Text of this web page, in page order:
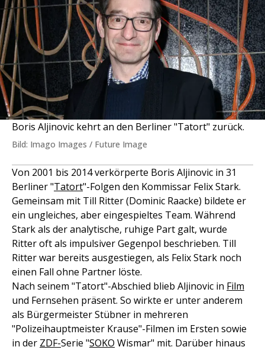
Boris Aljinovic kehrt an den Berliner "Tatort" zurück.
Bild: Imago Images / Future Image
Von 2001 bis 2014 verkörperte Boris Aljinovic in 31
Berliner "Tatort"-Folgen den Kommissar Felix Stark.
Gemeinsam mit Till Ritter (Dominic Raacke) bildete er
ein ungleiches, aber eingespieltes Team. Während
Stark als der analytische, ruhige Part galt, wurde
Ritter oft als impulsiver Gegenpol beschrieben. Till
Ritter war bereits ausgestiegen, als Felix Stark noch
einen Fall ohne Partner löste.
Nach seinem "Tatort"-Abschied blieb Aljinovic in Film
und Fernsehen präsent. So wirkte er unter anderem
als Bürgermeister Stübner in mehreren
"Polizeihauptmeister Krause"-Filmen im Ersten sowie
in der ZDF-Serie "SOKO Wismar" mit. Darüber hinaus